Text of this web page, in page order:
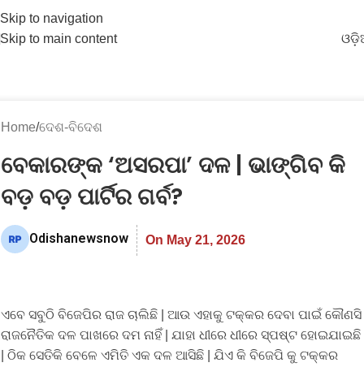
Skip to navigation
Skip to main content
Home ଦେଶ-ବିଦେଶ
ବେକାରଙ୍କ ‘ଅସରପା’ ଦଳ | ଭାଙ୍ଗିବ କି
ବଡ଼ ବଡ଼ ପାର୍ଟିର ଗର୍ବ?
Odishanewsnow On May 21, 2026
ଏବେ ସବୁଠି ବିଜେପିର ରାଜ ଚାଲିଛି | ଆଉ ଏହାକୁ ଟକ୍କର ଦେବା ପାଇଁ କୌଣସି
ରାଜନୈତିକ ଦଳ ପାଖରେ ଦମ ନାହିଁ | ଯାହା ଧୀରେ ଧୀରେ ସ୍ପଷ୍ଟ ହୋଇଯାଇଛି
| ଠିକ ସେତିକି ବେଳେ ଏମିତି ଏକ ଦଳ ଆସିଛି | ଯିଏ କି ବିଜେପି କୁ ଟକ୍କର